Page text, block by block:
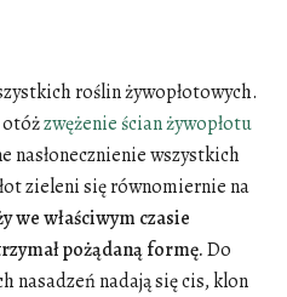
roślin żywopłotowych.
otóżzwężenie ścian żywopłotu
nasłonecznienie wszystkich
zieleni się równomiernie na
we właściwym czasie
pożądaną formę.Do
nasadzeń nadają się cis, klon